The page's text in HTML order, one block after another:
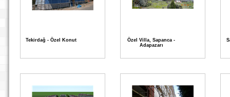
Tekirdağ - Özel Konut
Özel Villa, Sapanca -
Adapazarı